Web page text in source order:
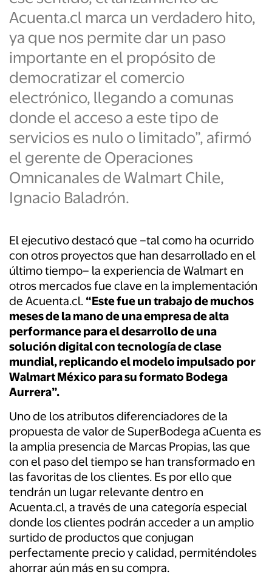
Acuenta.cl marca un verdadero hito,
ya que nos permite dar un paso
importante en el propósito de
democratizar el comercio
electrónico, llegando a comunas
donde el acceso a este tipo de
servicios es nulo o limitado”, afirmó
el gerente de Operaciones
Omnicanales de Walmart Chile,
Ignacio Baladrón.
El ejecutivo destacó que –tal como ha ocurrido
con otros proyectos que han desarrollado en el
último tiempo– la experiencia de Walmart en
otros mercados fue clave en la implementación
de Acuenta.cl. “Este fue un trabajo de muchos
meses de la mano de una empresa de alta
performance para el desarrollo de una
solución digital con tecnología de clase
mundial, replicando el modelo impulsado por
Walmart México para su formato Bodega
Aurrera”.
Uno de los atributos diferenciadores de la
propuesta de valor de SuperBodega aCuenta es
la amplia presencia de Marcas Propias, las que
con el paso del tiempo se han transformado en
las favoritas de los clientes. Es por ello que
tendrán un lugar relevante dentro en
Acuenta.cl, a través de una categoría especial
donde los clientes podrán acceder a un amplio
surtido de productos que conjugan
perfectamente precio y calidad, permiténdoles
ahorrar aún más en su compra.